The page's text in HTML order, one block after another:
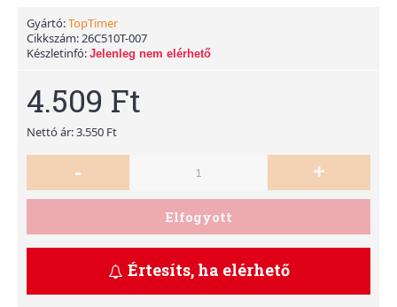
Gyártó:TopTimer
Cikkszám:26C510T-007
Készletinfó: Jelenleg nem elérhető
4.509 Ft
Nettó ár: 3.550 Ft
- +
Elfogyott
Értesíts, ha elérhető